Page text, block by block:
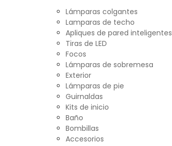
Lámparas colgantes
Lamparas de techo
Apliques de pared inteligentes
Tiras de LED
Focos
Lámparas de sobremesa
Exterior
Lámparas de pie
Guirnaldas
Kits de inicio
Baño
Bombillas
Accesorios